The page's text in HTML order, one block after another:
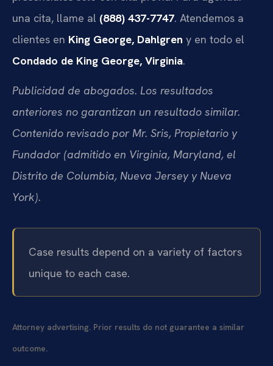
una cita, llame al (888) 437-7747. Atendemos a
clientes en King George, Dahlgren y en todo el
Condado de King George, Virginia.
Publicidad de abogados. Los resultados
anteriores no garantizan un resultado similar.
Contenido revisado por Mr. Sris, Propietario y
Fundador (admitido en Virginia, Maryland, el
Distrito de Columbia, Nueva Jersey y Nueva
York).
Case results depend on a variety of factors
unique to each case.
Attorney advertising. Prior results do not guarantee a similar
outcome.